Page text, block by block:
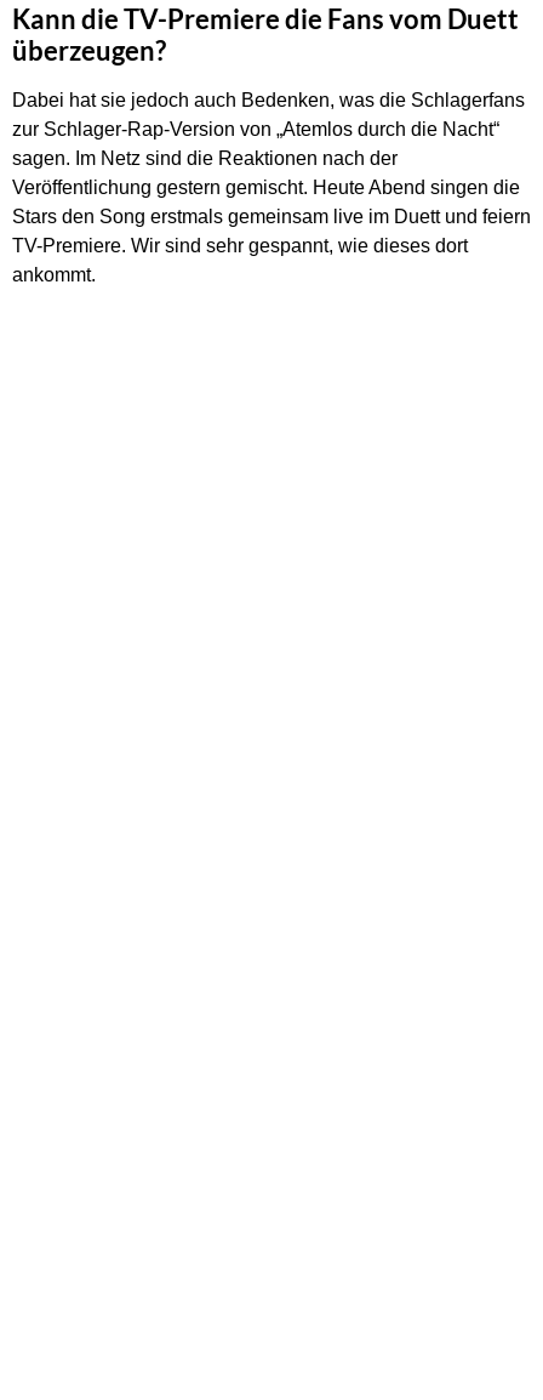
Kann die TV-Premiere die Fans vom Duett
überzeugen?
Dabei hat sie jedoch auch Bedenken, was die Schlagerfans
zur Schlager-Rap-Version von „Atemlos durch die Nacht“
sagen. Im Netz sind die Reaktionen nach der
Veröffentlichung gestern gemischt. Heute Abend singen die
Stars den Song erstmals gemeinsam live im Duett und feiern
TV-Premiere. Wir sind sehr gespannt, wie dieses dort
ankommt.